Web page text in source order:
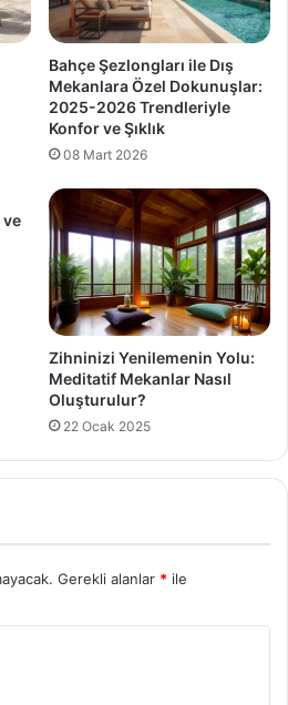
Bahçe Şezlongları ile Dış
Mekanlara Özel Dokunuşlar:
2025-2026 Trendleriyle
Konfor ve Şıklık
08 Mart 2026
ve
Zihninizi Yenilemenin Yolu:
Meditatif Mekanlar Nasıl
Oluşturulur?
22 Ocak 2025
Gerekli alanlar * ile